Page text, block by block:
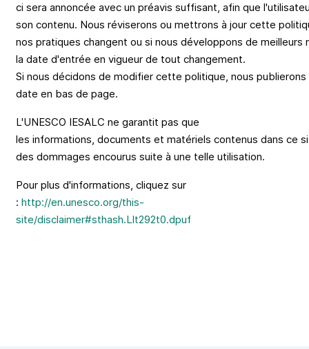
ci sera annoncée avec un préavis suffisant, afin que
son contenu. Nous réviserons ou mettrons à jour cette
nos pratiques changent ou si nous développons de meilleurs
la date d'entrée en vigueur de tout changement.
Si nous décidons de modifier cette politique, nous publierons
date en bas de page.
L'UNESCO IESALC ne garantit pas que
les informations, documents et matériels contenus dans ce
des dommages encourus suite à une telle utilisation.
Pour plus d'informations, cliquez sur
: http://en.unesco.org/this-
site/disclaimer#sthash.Llt292t0.dpuf